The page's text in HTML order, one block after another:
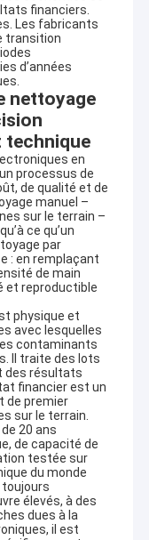
financiers.
Les fabricants
transition
d’années
nettoyage
technique
en
processus de
de qualité et de
manuel –
sur le terrain –
ce qu’un
par
: en remplaçant
de main
et reproductible
physique et
avec lesquelles
contaminants
Il traite des lots
des résultats
financier est un
de premier
sur le terrain.
20 ans
de capacité de
testée sur
du monde
élevés, à des
dues à la
il est